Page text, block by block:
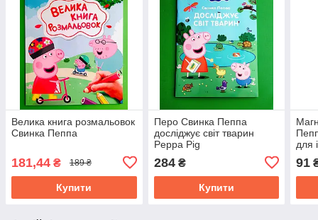
Велика книга розмальовок
Свинка Пеппа
181,44 ₴ 189 ₴
Купити
Перо Свинка Пеппа
досліджує світ тварин
Peppa Pig
284₴
Купити
для
91